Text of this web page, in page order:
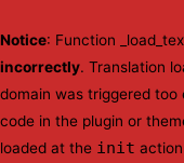
Notice: Function
incorrectly. Translation
domain was triggered too
code in the plugin or
loaded at the init